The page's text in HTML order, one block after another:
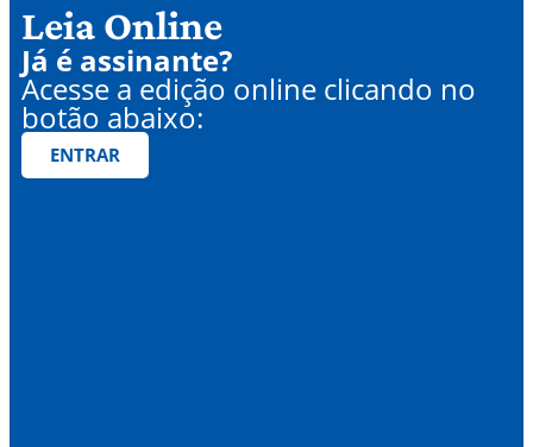
Leia Online
Já é assinante?
Acesse a edição online clicando no
botão abaixo:
ENTRAR